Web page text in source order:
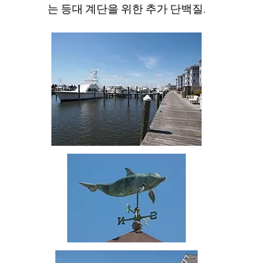
는 등대 계단을 위한 추가 단백질.